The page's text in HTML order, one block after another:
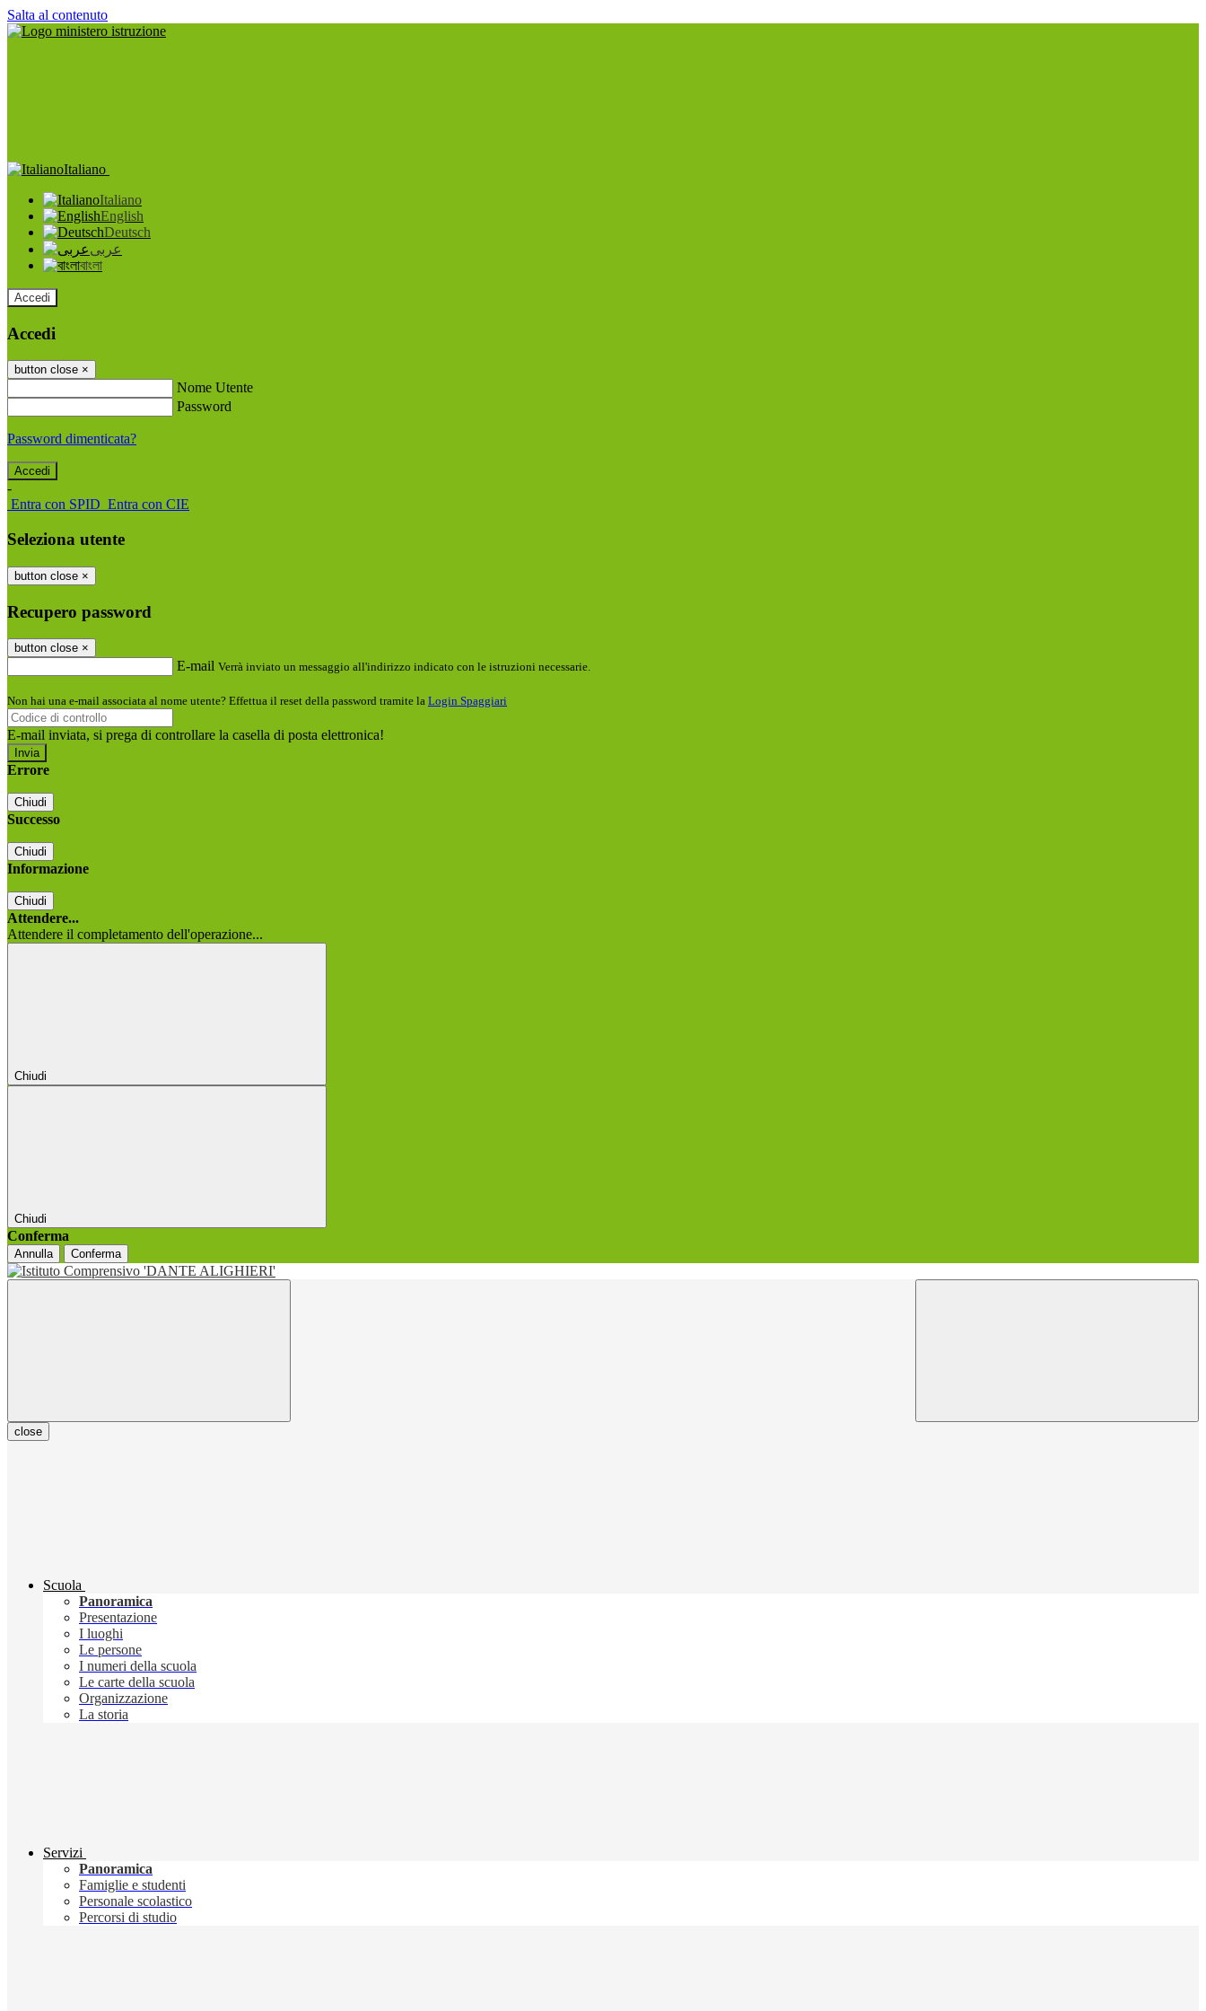
Salta al contenuto
Italiano
Italiano
English
Deutsch
عربى
বাংলা
Accedi
Accedi
button close ×
Nome Utente
Password
Password dimenticata?
-
Entra con SPID Entra con CIE
Seleziona utente
button close ×
Recupero password
button close ×
E-mail Verrà inviato un messaggio all'indirizzo indicato con le istruzioni necessarie.
Non hai una e-mail associata al nome utente? Effettua il reset della password tramite la Login Spaggiari
E-mail inviata, si prega di controllare la casella di posta elettronica!
Errore
Chiudi
Successo
Chiudi
Informazione
Chiudi
Attendere...
Attendere il completamento dell'operazione...
Chiudi
Chiudi
Conferma
Annulla Conferma
close
Scuola
Panoramica
Presentazione
I luoghi
Le persone
I numeri della scuola
Le carte della scuola
Organizzazione
La storia
Servizi
Panoramica
Famiglie e studenti
Personale scolastico
Percorsi di studio